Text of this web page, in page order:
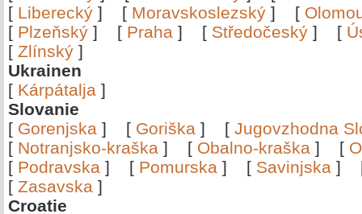
[ Liberecký ] [ Moravskoslezský ] [
[ Plzeňský ] [ Praha ] [ Středočeský ] [
[ Zlínský ]
Ukrainen
[ Kárpátalja ]
Slovanie
[ Gorenjska ] [ Goriška ] [ Jugovzhodna
[ Notranjsko-kraška ] [ Obalno-kraška ] [
[ Podravska ] [ Pomurska ] [ Savinjska ]
[ Zasavska ]
Croatie